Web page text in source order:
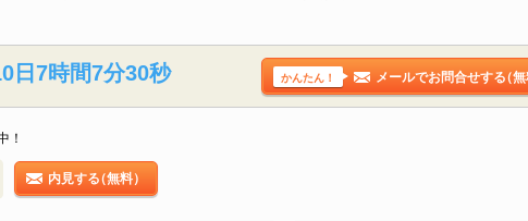
日7時間7分29秒 かんたん！ メールでお問合せする（無
！
内見する（無料）